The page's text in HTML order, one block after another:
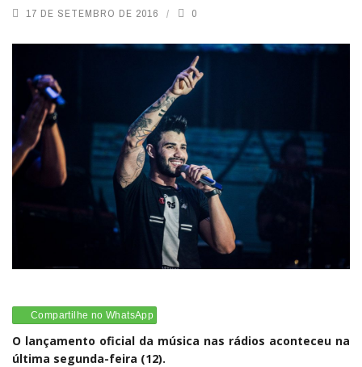
17 DE SETEMBRO DE 2016 0
Compartilhe no WhatsApp
O lançamento oficial da música nas rádios aconteceu na
última segunda-feira (12).